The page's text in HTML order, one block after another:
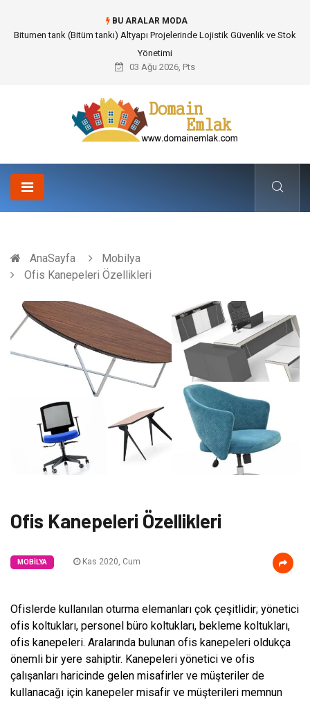
BU ARALAR MODA
Güvenilir Chip Satışı: Kesintisiz Poker Deneyimi İçin Profesyonel Destek
03 Ağu 2026, Pts
AnaSayfa
Mobilya
Ofis Kanepeleri Özellikleri
Ofis Kanepeleri Özellikleri
MOBILYA Kas 2020, Cum
Ofislerde kullanılan oturma elemanları çok çeşitlidir; yönetici
ofis koltukları, personel büro koltukları, bekleme koltukları,
ofis kanepeleri. Aralarında bulunan ofis kanepeleri oldukça
önemli bir yere sahiptir. Kanepeleri yönetici ve ofis
çalışanları haricinde gelen misafirler ve müşteriler de
kullanacağı için kanepeler misafir ve müşterileri memnun